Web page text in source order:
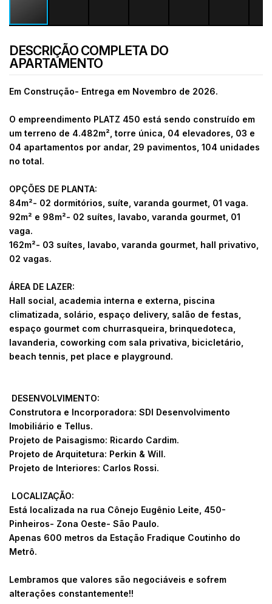
DESCRIÇÃO COMPLETA DO
APARTAMENTO
Em Construção- Entrega em Novembro de 2026.
O empreendimento PLATZ 450 está sendo construído em
um terreno de 4.482m², torre única, 04 elevadores, 03 e
04 apartamentos por andar, 29 pavimentos, 104 unidades
no total.
OPÇÕES DE PLANTA:
84m²- 02 dormitórios, suíte, varanda gourmet, 01 vaga.
92m² e 98m²- 02 suítes, lavabo, varanda gourmet, 01
vaga.
162m²- 03 suítes, lavabo, varanda gourmet, hall privativo,
02 vagas.
ÁREA DE LAZER:
Hall social, academia interna e externa, piscina
climatizada, solário, espaço delivery, salão de festas,
espaço gourmet com churrasqueira, brinquedoteca,
lavanderia, coworking com sala privativa, bicicletário,
beach tennis, pet place e playground.
DESENVOLVIMENTO:
Construtora e Incorporadora: SDI Desenvolvimento
Imobiliário e Tellus.
Projeto de Paisagismo: Ricardo Cardim.
Projeto de Arquitetura: Perkin & Will.
Projeto de Interiores: Carlos Rossi.
LOCALIZAÇÃO:
Está localizada na rua Cônejo Eugênio Leite, 450-
Pinheiros- Zona Oeste- São Paulo.
Apenas 600 metros da Estação Fradique Coutinho do
Metrô.
Lembramos que valores são negociáveis e sofrem
alterações constantemente!!